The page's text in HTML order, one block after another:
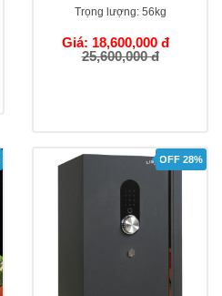
Trọng lượng:56kg
Giá: 18,600,000 đ
25,600,000 đ
OFF 28%